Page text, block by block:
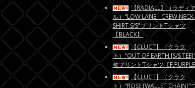
【RADIALL】（ラディア
ル）"LOW LANE - CREW
SHIRT S/S"プリントTシャツ
【BLACK】
【CLUCT】（クラク
ト）"OUT OF EARTH [S/S
袖プリントTシャツ【
【CLUCT】（クラク
ト）"ROSE [WALLET CHAIN]"